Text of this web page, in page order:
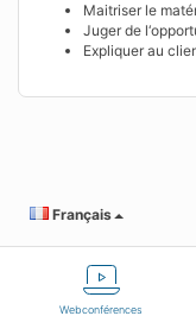
Webconférences
Maitriser le
Juger de
Expliquer au
Français